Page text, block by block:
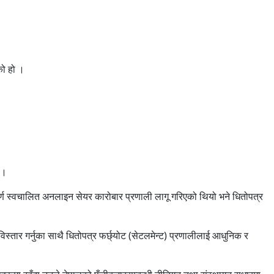
हो ।
अनलाइन सेयर कारोबार प्रणाली लागू गरिएको थियो भने धितोपत्र
गर्नुका साथै धितोपत्र फर्छ्योट (सेटलमेन्ट) प्रणालीलाई आधुनिक र